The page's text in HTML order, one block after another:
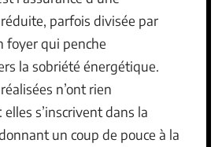
parfois divisée par
foyer qui penche
la sobriété énergétique.
n’ont rien
elles s’inscrivent dans la
un coup de pouce à la